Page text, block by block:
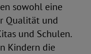
sowohl eine
Qualität und
und Schulen.
Kindern die